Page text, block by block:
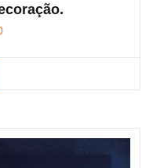
na Amazon